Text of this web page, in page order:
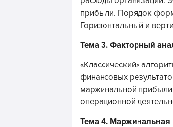
прибыли. Порядок
Горизонтальный и
Тема 3. Факторный
«Классический»
финансовых
маржинальной прибыли
операционной
Тема 4.